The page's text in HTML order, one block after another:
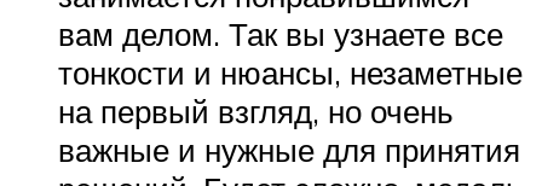
вам делом. Так вы узнаете все
тонкости и нюансы, незаметные
на первый взгляд, но очень
важные и нужные для принятия